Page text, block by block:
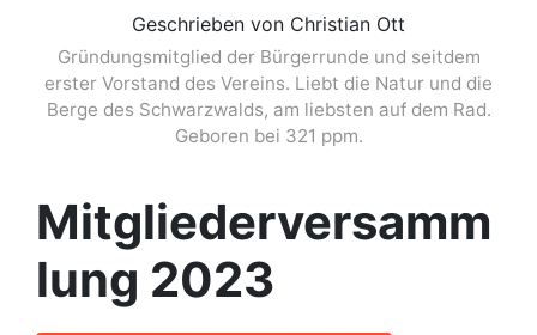
Geschrieben von Christian Ott
Gründungsmitglied der Bürgerrunde und seitdem
erster Vorstand des Vereins. Liebt die Natur und die
Berge des Schwarzwalds, am liebsten auf dem Rad.
Geboren bei 321 ppm.
Mitgliederversamm
lung 2023